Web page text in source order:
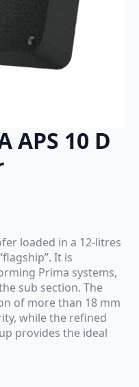
APS 10 D
loaded in a 12-litres
It is
Prima systems,
sub section. The
of more than 18 mm
while the refined
provides the ideal